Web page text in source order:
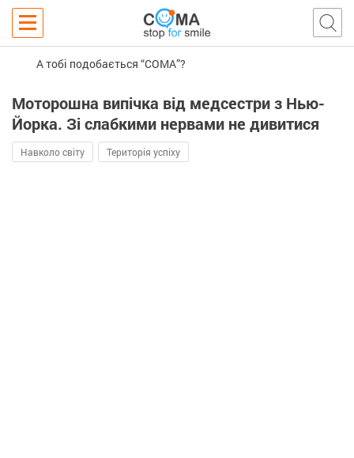
А тобі подобається “COMA”?
Моторошна випічка від медсестри з Нью-
Йорка. Зі слабкими нервами не дивитися
Навколо світу Територія успіху